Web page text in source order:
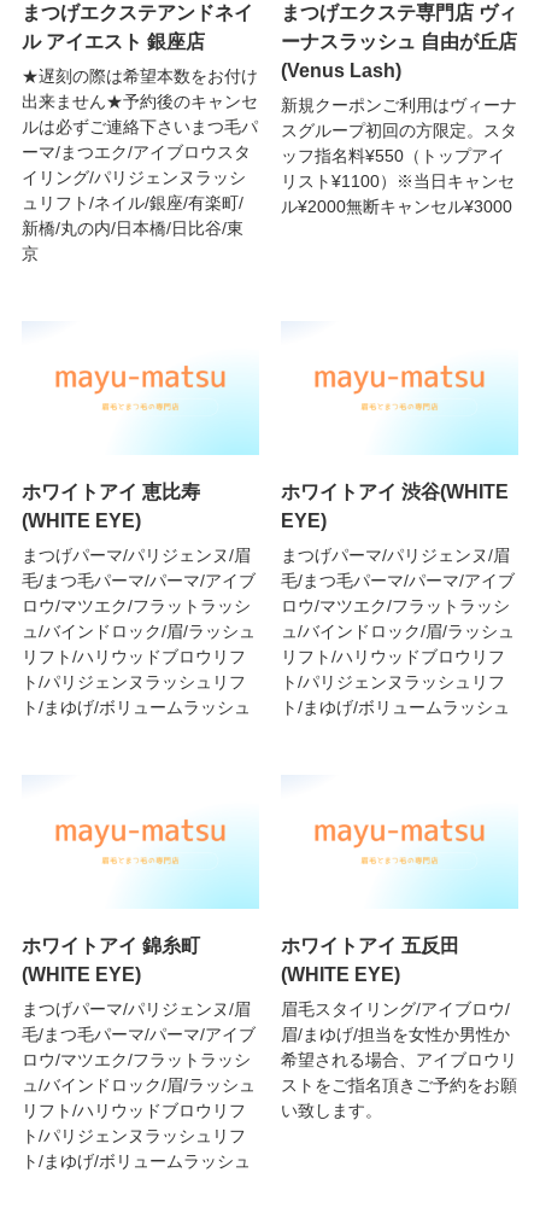
まつげエクステアンドネイ
ル アイエスト 銀座店
★遅刻の際は希望本数をお付け
出来ません★予約後のキャンセ
ルは必ずご連絡下さいまつ毛パ
ーマ/まつエク/アイブロウスタ
イリング/パリジェンヌラッシ
ュリフト/ネイル/銀座/有楽町/
新橋/丸の内/日本橋/日比谷/東
京
まつげエクステ専門店 ヴィ
ーナスラッシュ 自由が丘店
(Venus Lash)
新規クーポンご利用はヴィーナ
スグループ初回の方限定。スタ
ッフ指名料¥550（トップアイ
リスト¥1100）※当日キャンセ
ル¥2000無断キャンセル¥3000
ホワイトアイ 恵比寿
(WHITE EYE)
まつげパーマ/パリジェンヌ/眉
毛/まつ毛パーマ/パーマ/アイブ
ロウ/マツエク/フラットラッシ
ュ/バインドロック/眉/ラッシュ
リフト/ハリウッドブロウリフ
ト/パリジェンヌラッシュリフ
ト/まゆげ/ボリュームラッシュ
ホワイトアイ 渋谷(WHITE
EYE)
まつげパーマ/パリジェンヌ/眉
毛/まつ毛パーマ/パーマ/アイブ
ロウ/マツエク/フラットラッシ
ュ/バインドロック/眉/ラッシュ
リフト/ハリウッドブロウリフ
ト/パリジェンヌラッシュリフ
ト/まゆげ/ボリュームラッシュ
ホワイトアイ 錦糸町
(WHITE EYE)
まつげパーマ/パリジェンヌ/眉
毛/まつ毛パーマ/パーマ/アイブ
ロウ/マツエク/フラットラッシ
ュ/バインドロック/眉/ラッシュ
リフト/ハリウッドブロウリフ
ト/パリジェンヌラッシュリフ
ト/まゆげ/ボリュームラッシュ
ホワイトアイ 五反田
(WHITE EYE)
眉毛スタイリング/アイブロウ/
眉/まゆげ/担当を女性か男性か
希望される場合、アイブロウリ
ストをご指名頂きご予約をお願
い致します。